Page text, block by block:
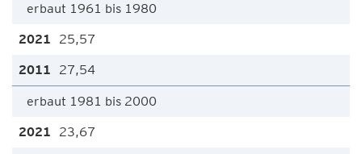
erbaut 1961 bis 1980
25,57
27,54
erbaut 1981 bis 2000
23,67